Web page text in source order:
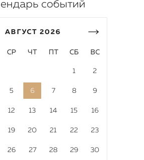
событий
АВГУСТ 2026
СР ЧТ ПТ СБ ВС
1 2
5 6 7 8 9
12 13 14 15 16
19 20 21 22 23
26 27 28 29 30